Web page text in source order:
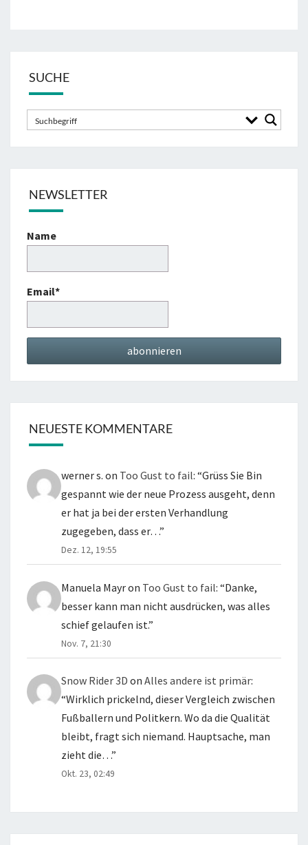
SUCHE
NEWSLETTER
Name
Email*
NEUESTE KOMMENTARE
werner s. on Too Gust to fail: “Grüss Sie Bin
gespannt wie der neue Prozess ausgeht, denn
er hat ja bei der ersten Verhandlung
zugegeben, dass er…”
Dez. 12, 19:55
Manuela Mayron Too Gust to fail: “Danke,
besser kann man nicht ausdrücken, was alles
schief gelaufen ist.”
Nov. 7, 21:30
Snow Rider 3D on Alles andere ist primär:
“Wirklich prickelnd, dieser Vergleich zwischen
Fußballern und Politkern. Wo da die Qualität
bleibt, fragt sich niemand. Hauptsache, man
zieht die…”
Okt. 23, 02:49